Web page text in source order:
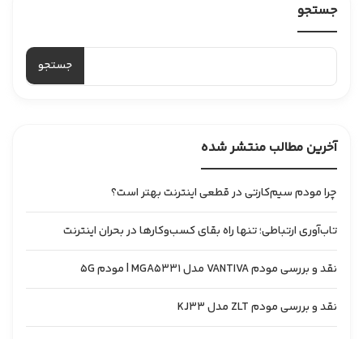
جستجو
جستجو
آخرین مطالب منتشر شده
چرا مودم سیم‌کارتی در قطعی اینترنت بهتر است؟
تاب‌آوری ارتباطی؛ تنها راه بقای کسب‌وکارها در بحران اینترنت
نقد و بررسی مودم VANTIVA مدل MGA5331 | مودم 5G
نقد و بررسی مودم ZLT مدل KJ33